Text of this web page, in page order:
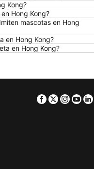
en Conil de la Frontera
en Foz de Iguazú
en Punta del Diablo
en Brasil
en Mallorca
en Asunción
Kong?
Hong Kong?
mascotas en Hong
en Hong Kong?
en Hong Kong?
Facebook
Twitter